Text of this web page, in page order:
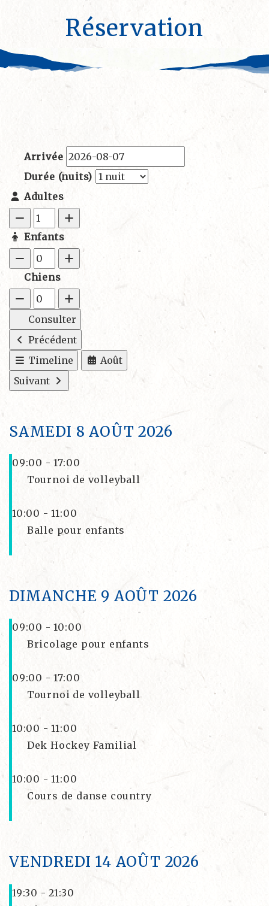
Réservation
Arrivée
Durée (nuits)
Adultes
Enfants
Chiens
Consulter
Précédent
Timeline
Août
Suivant
SAMEDI 8 AOÛT 2026
09:00 - 17:00
Tournoi de volleyball
10:00 - 11:00
Balle pour enfants
DIMANCHE 9 AOÛT 2026
09:00 - 10:00
Bricolage pour enfants
09:00 - 17:00
Tournoi de volleyball
10:00 - 11:00
Dek Hockey Familial
10:00 - 11:00
Cours de danse country
VENDREDI 14 AOÛT 2026
19:30 - 21:30